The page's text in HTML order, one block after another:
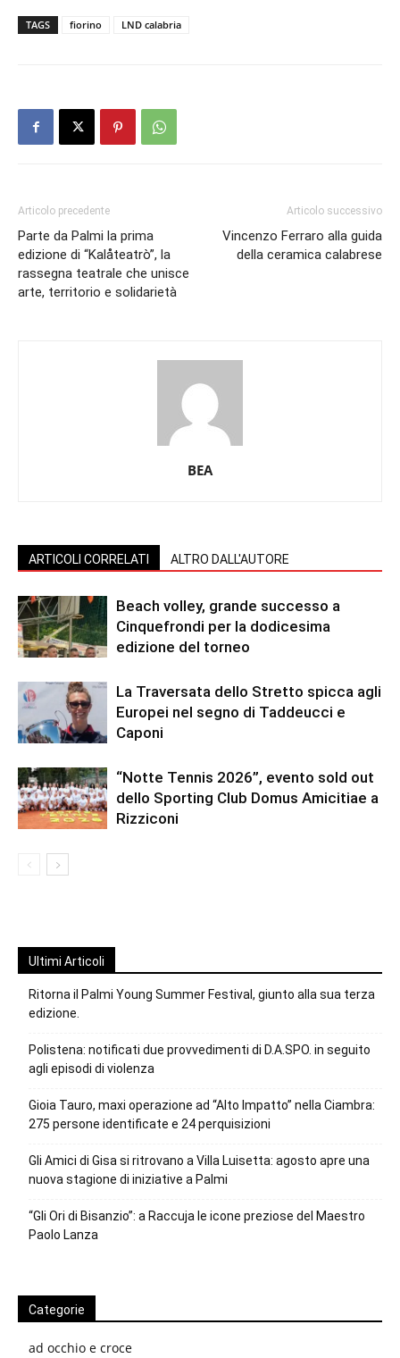
TAGS fiorino LND calabria
Articolo precedente
Parte da Palmi la prima
edizione di “Kalåteatrò”, la
rassegna teatrale che unisce
arte, territorio e solidarietà
Articolo successivo
Vincenzo Ferraro alla guida
della ceramica calabrese
BEA
ARTICOLI CORRELATI ALTRO DALL'AUTORE
Beach volley, grande successo a
Cinquefrondi per la dodicesima
edizione del torneo
La Traversata dello Stretto spicca agli
Europei nel segno di Taddeucci e
Caponi
“Notte Tennis 2026”, evento sold out
dello Sporting Club Domus Amicitiae a
Rizziconi
Ultimi Articoli
Ritorna il Palmi Young Summer Festival, giunto alla sua terza
edizione.
Polistena: notificati due provvedimenti di D.A.SPO. in seguito
agli episodi di violenza
Gioia Tauro, maxi operazione ad “Alto Impatto” nella Ciambra:
275 persone identificate e 24 perquisizioni
Gli Amici di Gisa si ritrovano a Villa Luisetta: agosto apre una
nuova stagione di iniziative a Palmi
“Gli Ori di Bisanzio”: a Raccuja le icone preziose del Maestro
Paolo Lanza
Categorie
ad occhio e croce